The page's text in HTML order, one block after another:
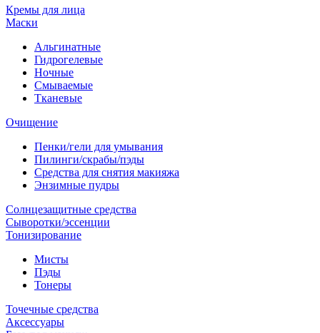
Кремы для лица
Маски
Альгинатные
Гидрогелевые
Ночные
Смываемые
Тканевые
Очищение
Пенки/гели для умывания
Пилинги/скрабы/пэды
Средства для снятия макияжа
Энзимные пудры
Солнцезащитные средства
Сыворотки/эссенции
Тонизирование
Мисты
Пэды
Тонеры
Точечные средства
Аксессуары